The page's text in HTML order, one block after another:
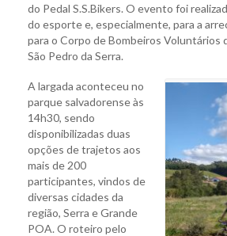
do Pedal S.S.Bikers. O evento foi
do esporte e, especialmente, para a
para o Corpo de Bombeiros Voluntários
São Pedro da Serra.
A largada aconteceu no
parque salvadorense às
14h30, sendo
disponibilizadas duas
opções de trajetos aos
mais de 200
participantes, vindos de
diversas cidades da
região, Serra e Grande
POA. O roteiro pelo